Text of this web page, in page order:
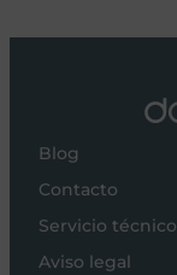
Blog
Contacto
Servicio técnico
Aviso legal